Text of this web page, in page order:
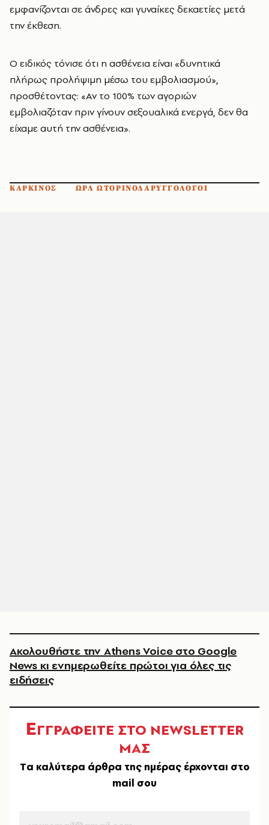
εμφανίζονται σε άνδρες και γυναίκες δεκαετίες μετά
την έκθεση.
Ο ειδικός τόνισε ότι η ασθένεια είναι «δυνητικά
πλήρως προλήψιμη μέσω του εμβολιασμού»,
προσθέτοντας: «Αν το 100% των αγοριών
εμβολιαζόταν πριν γίνουν σεξουαλικά ενεργά, δεν θα
είχαμε αυτή την ασθένεια».
ΚΑΡΚΙΝΟΣ ΩΡΛ ΩΤΟΡΙΝΟΛΑΡΥΓΓΟΛΟΓΟΙ
Ακολουθήστε την Athens Voice στο Google
News κι ενημερωθείτε πρώτοι για όλες τις
ειδήσεις
ΕΓΓΡΑΦΕΙΤΕ ΣΤΟ NEWSLETTER
ΜΑΣ
Tα καλύτερα άρθρα της ημέρας έρχονται στο
mail σου